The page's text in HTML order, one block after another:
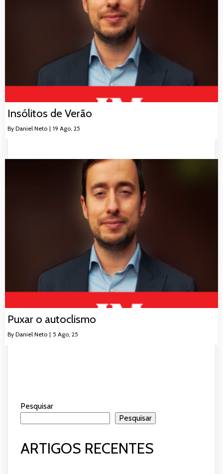
Insólitos de Verão
By Daniel Neto | 19 Ago, 25
Puxar o autoclismo
By Daniel Neto | 5 Ago, 25
Pesquisar
Pesquisar
ARTIGOS RECENTES